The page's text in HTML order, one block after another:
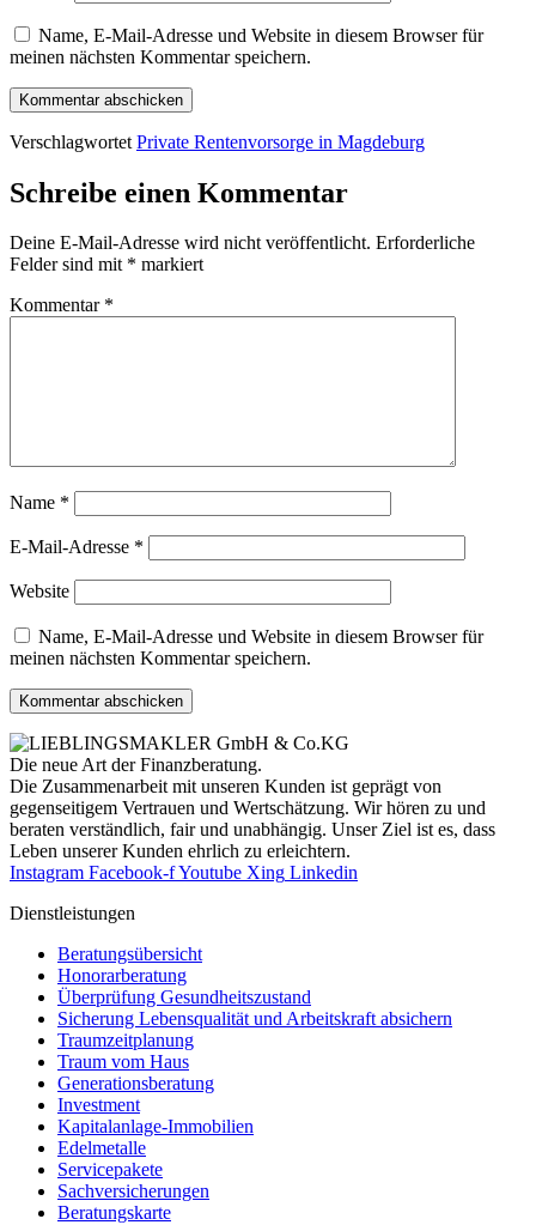
Name, E-Mail-Adresse und Website in diesem Browser für
meinen nächsten Kommentar speichern.
Verschlagwortet Private Rentenvorsorge in Magdeburg
Schreibe einen Kommentar
Deine E-Mail-Adresse wird nicht veröffentlicht. Erforderliche
Felder sind mit * markiert
Kommentar *
Name *
E-Mail-Adresse *
Website
Name, E-Mail-Adresse und Website in diesem Browser für
meinen nächsten Kommentar speichern.
Die neue Art der Finanzberatung.
Die Zusammenarbeit mit unseren Kunden ist geprägt von
gegenseitigem Vertrauen und Wertschätzung. Wir hören zu und
beraten verständlich, fair und unab­hängig. Unser Ziel ist es, dass
Leben unserer Kunden ehrlich zu erleichtern.
Instagram Facebook-fYoutube Xing Linkedin
Dienst­leistungen
Beratungsübersicht
Honorar­beratung
Überprüfung Gesundheits­zustand
Sicherung Lebensqualität und Arbeitskraft absichern
Traumzeit­planung
Traum vom Haus
Generationsberatung
Investment
Kapitalanlage-Immobilien
Edelmetalle
Servicepakete
Sachversicherungen
Beratungskarte